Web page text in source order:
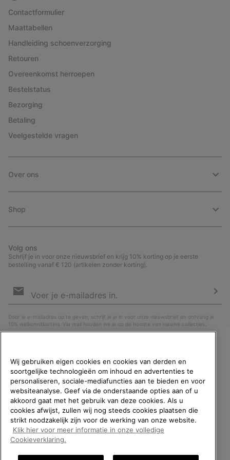
Contactformulier
Maattabellen
Handleiding schoenverzorging
Retouren
Overeenkomst herroepen
Bestelstatus
Bezorging
Betaling
Veelgestelde vragen
Over ons
Shop
Volg ons
Schrijf je in voor onze nieuwsbrief en krijg 10% korting op je eerste
bestelling vanaf € 120 (artikelen zonder korting).
voor
Door je e-mailadres op te geven, schrijf je je in voor onze nieuwsbrief en ontvang je
10% welkomstkorting. Via mail houden we je op de hoogte van nieuwe collecties,
aanbiedingen en evenementen. In onzePrivacyverklaringlees je hoe we je gegevens
België (Nederlands)
2026SOREL. All rights reserved.
WELKOM BIJ SOREL.
SELECTEER JE
VERZENDLOCATIE.
Online shoppen beschikbaar
United States
Online
Wij gebruiken eigen cookies en cookies van derden en
soortgelijke technologieën om inhoud en advertenties te
personaliseren, sociale-mediafuncties aan te bieden en voor
websiteanalyse. Geef via de onderstaande opties aan of u
akkoord gaat met het gebruik van deze cookies. Als u
cookies afwijst, zullen wij nog steeds cookies plaatsen die
strikt noodzakelijk zijn voor de werking van onze website.
Klik hier voor meer informatie in onze volledige
Cookieverklaring.